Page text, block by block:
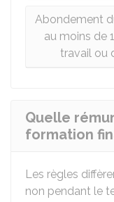
Abondement
au moins de
travail ou
Quelle
formation
Les règles
non pendant le